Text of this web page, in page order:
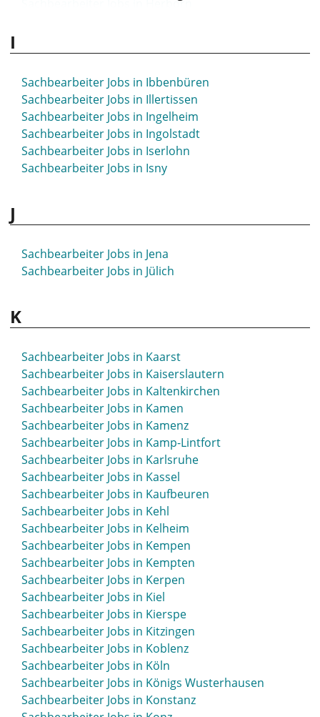
Sachbearbeiter Jobs in Herborn
Sachbearbeiter Jobs in Herne
Sachbearbeiter Jobs in Herten
Sachbearbeiter Jobs in Herzogenaurach
Sachbearbeiter Jobs in Hettstedt
Sachbearbeiter Jobs in Hilden
Sachbearbeiter Jobs in Hildesheim
Sachbearbeiter Jobs in Hilpoltstein
Sachbearbeiter Jobs in Holzminden
Sachbearbeiter Jobs in Hövelhof
Sachbearbeiter Jobs in Hückeswagen
I
Sachbearbeiter Jobs in Ibbenbüren
Sachbearbeiter Jobs in Illertissen
Sachbearbeiter Jobs in Ingelheim
Sachbearbeiter Jobs in Ingolstadt
Sachbearbeiter Jobs in Iserlohn
Sachbearbeiter Jobs in Isny
J
Sachbearbeiter Jobs in Jena
Sachbearbeiter Jobs in Jülich
K
Sachbearbeiter Jobs in Kaarst
Sachbearbeiter Jobs in Kaiserslautern
Sachbearbeiter Jobs in Kaltenkirchen
Sachbearbeiter Jobs in Kamen
Sachbearbeiter Jobs in Kamenz
Sachbearbeiter Jobs in Kamp-Lintfort
Sachbearbeiter Jobs in Karlsruhe
Sachbearbeiter Jobs in Kassel
Sachbearbeiter Jobs in Kaufbeuren
Sachbearbeiter Jobs in Kehl
Sachbearbeiter Jobs in Kelheim
Sachbearbeiter Jobs in Kempen
Sachbearbeiter Jobs in Kempten
Sachbearbeiter Jobs in Kerpen
Sachbearbeiter Jobs in Kiel
Sachbearbeiter Jobs in Kierspe
Sachbearbeiter Jobs in Kitzingen
Sachbearbeiter Jobs in Koblenz
Sachbearbeiter Jobs in Köln
Sachbearbeiter Jobs in Königs Wusterhausen
Sachbearbeiter Jobs in Konstanz